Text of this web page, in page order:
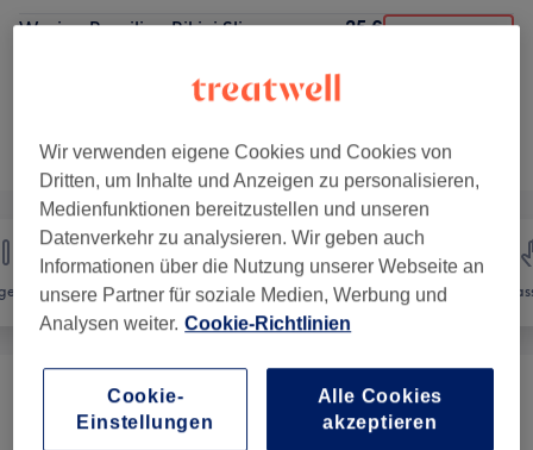
Waxing Brazilian Bikini Slim
25 €
Alle Services
Haarentfernung Gesicht
Augenbrauen Formen & Design 1) ab 15 €
Wir verwenden eigene Cookies und Cookies von
Dritten, um Inhalte und Anzeigen zu personalisieren,
Medienfunktionen bereitzustellen und unseren
Datenverkehr zu analysieren. Wir geben auch
Informationen über die Nutzung unserer Webseite an
unsere Partner für soziale Medien, Werbung und
Analysen weiter. Cookie-Richtlinien
Cookie-
Einstellungen
Alle Cookies
akzeptieren